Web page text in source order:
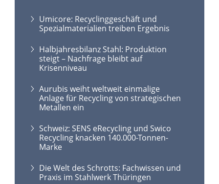
Umicore: Recyclinggeschäft und
Spezialmaterialien treiben Ergebnis
Halbjahresbilanz Stahl: Produktion
steigt – Nachfrage bleibt auf
Krisenniveau
Aurubis weiht weltweit einmalige
Anlage für Recycling von strategischen
Metallen ein
Schweiz: SENS eRecycling und Swico
Recycling knacken 140.000-Tonnen-
Marke
Die Welt des Schrotts: Fachwissen und
Praxis im Stahlwerk Thüringen